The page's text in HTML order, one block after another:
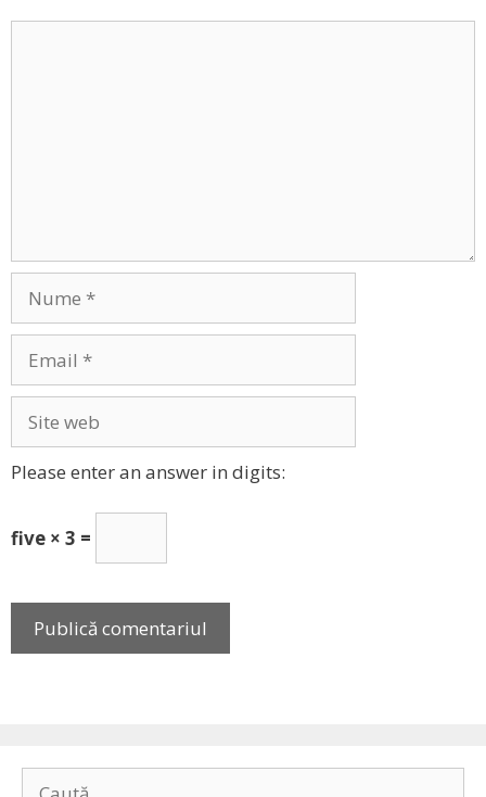
web
Please enter an answer in digits:
five × 3 =